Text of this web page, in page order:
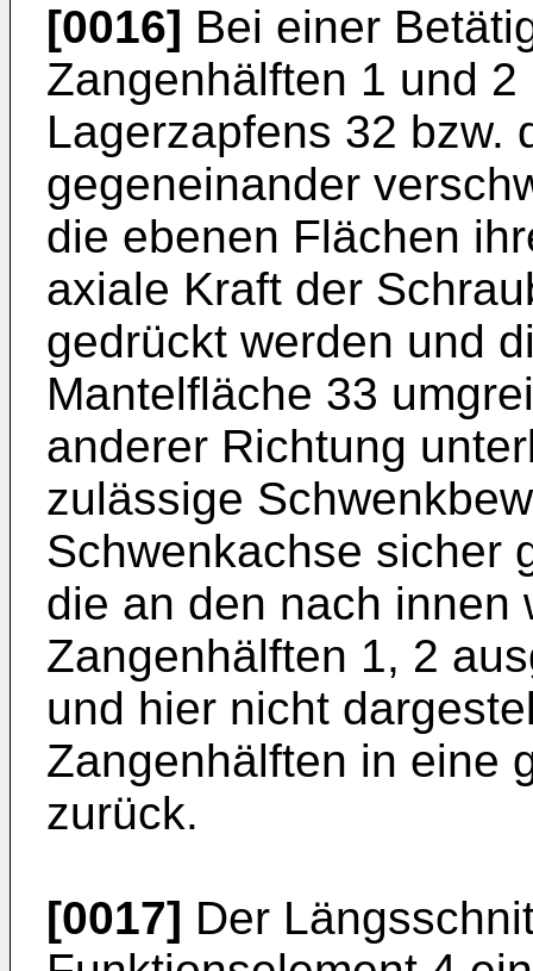
[0016] Bei einer
Zangenhälften 1 und
Lagerzapfens 32 bzw.
gegeneinander
die ebenen Flächen
axiale Kraft der
gedrückt werden und
Mantelfläche 33
anderer Richtung
zulässige
Schwenkachse sicher
die an den nach innen
Zangenhälften 1, 2
und hier nicht
Zangenhälften in eine
zurück.
[0017] Der